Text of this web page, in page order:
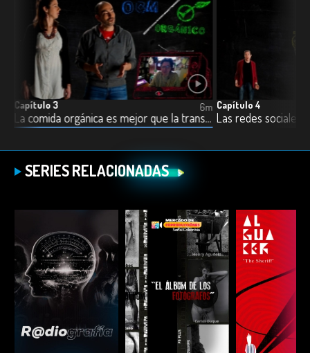
Capítulo 3
La comida orgánica es mejor que la transgénica
6m Capítulo 4
Las redes sociales
SERIES RELACIONADAS
ESCUCHAR